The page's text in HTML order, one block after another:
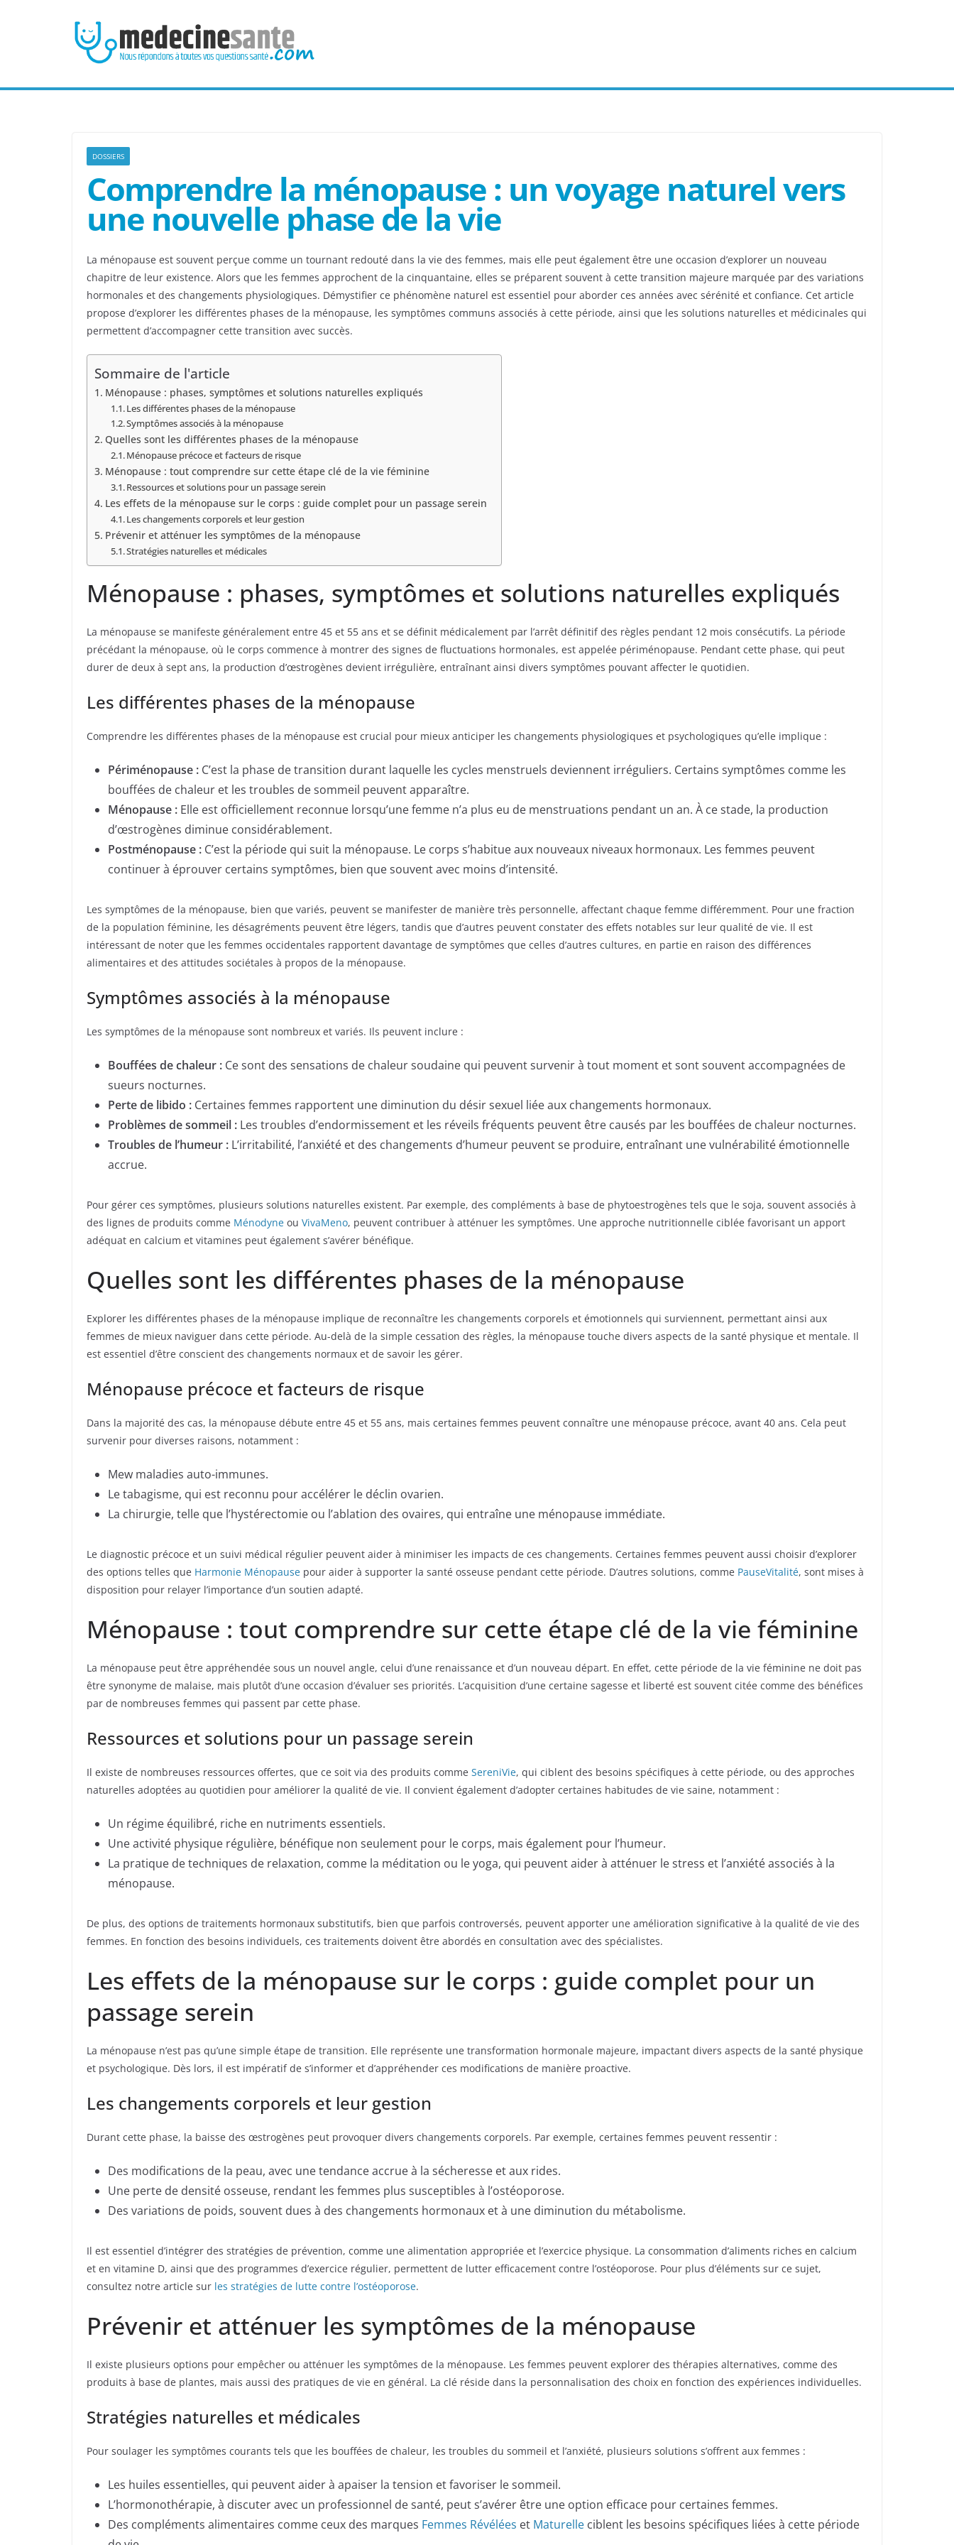
DOSSIERS
Comprendre la ménopause : un voyage naturel vers
une nouvelle phase de la vie
La ménopause est souvent perçue comme un tournant redouté dans la vie des femmes, mais elle peut également être une occasion d’explorer un nouveau
chapitre de leur existence. Alors que les femmes approchent de la cinquantaine, elles se préparent souvent à cette transition majeure marquée par des variations
hormonales et des changements physiologiques. Démystifier ce phénomène naturel est essentiel pour aborder ces années avec sérénité et confiance. Cet article
propose d’explorer les différentes phases de la ménopause, les symptômes communs associés à cette période, ainsi que les solutions naturelles et médicinales qui
permettent d’accompagner cette transition avec succès.
Sommaire de l'article
Ménopause : phases, symptômes et solutions naturelles expliqués
Les différentes phases de la ménopause
Symptômes associés à la ménopause
Quelles sont les différentes phases de la ménopause
Ménopause précoce et facteurs de risque
Ménopause : tout comprendre sur cette étape clé de la vie féminine
Ressources et solutions pour un passage serein
Les effets de la ménopause sur le corps : guide complet pour un passage serein
Les changements corporels et leur gestion
Prévenir et atténuer les symptômes de la ménopause
Stratégies naturelles et médicales
Ménopause : phases, symptômes et solutions naturelles expliqués
La ménopause se manifeste généralement entre 45 et 55 ans et se définit médicalement par l’arrêt définitif des règles pendant 12 mois consécutifs. La période
précédant la ménopause, où le corps commence à montrer des signes de fluctuations hormonales, est appelée périménopause. Pendant cette phase, qui peut
durer de deux à sept ans, la production d’œstrogènes devient irrégulière, entraînant ainsi divers symptômes pouvant affecter le quotidien.
Les différentes phases de la ménopause
Comprendre les différentes phases de la ménopause est crucial pour mieux anticiper les changements physiologiques et psychologiques qu’elle implique :
Périménopause : C’est la phase de transition durant laquelle les cycles menstruels deviennent irréguliers. Certains symptômes comme les
bouffées de chaleur et les troubles de sommeil peuvent apparaître.
Ménopause : Elle est officiellement reconnue lorsqu’une femme n’a plus eu de menstruations pendant un an. À ce stade, la production
d’œstrogènes diminue considérablement.
Postménopause : C’est la période qui suit la ménopause. Le corps s’habitue aux nouveaux niveaux hormonaux. Les femmes peuvent
continuer à éprouver certains symptômes, bien que souvent avec moins d’intensité.
Les symptômes de la ménopause, bien que variés, peuvent se manifester de manière très personnelle, affectant chaque femme différemment. Pour une fraction
de la population féminine, les désagréments peuvent être légers, tandis que d’autres peuvent constater des effets notables sur leur qualité de vie. Il est
intéressant de noter que les femmes occidentales rapportent davantage de symptômes que celles d’autres cultures, en partie en raison des différences
alimentaires et des attitudes sociétales à propos de la ménopause.
Symptômes associés à la ménopause
Les symptômes de la ménopause sont nombreux et variés. Ils peuvent inclure :
Bouffées de chaleur : Ce sont des sensations de chaleur soudaine qui peuvent survenir à tout moment et sont souvent accompagnées de
sueurs nocturnes.
Perte de libido : Certaines femmes rapportent une diminution du désir sexuel liée aux changements hormonaux.
Problèmes de sommeil : Les troubles d’endormissement et les réveils fréquents peuvent être causés par les bouffées de chaleur nocturnes.
Troubles de l’humeur : L’irritabilité, l’anxiété et des changements d’humeur peuvent se produire, entraînant une vulnérabilité émotionnelle
accrue.
Pour gérer ces symptômes, plusieurs solutions naturelles existent. Par exemple, des compléments à base de phytoestrogènes tels que le soja, souvent associés à
des lignes de produits comme Ménodyne ou VivaMeno, peuvent contribuer à atténuer les symptômes. Une approche nutritionnelle ciblée favorisant un apport
adéquat en calcium et vitamines peut également s’avérer bénéfique.
Quelles sont les différentes phases de la ménopause
Explorer les différentes phases de la ménopause implique de reconnaître les changements corporels et émotionnels qui surviennent, permettant ainsi aux
femmes de mieux naviguer dans cette période. Au-delà de la simple cessation des règles, la ménopause touche divers aspects de la santé physique et mentale. Il
est essentiel d’être conscient des changements normaux et de savoir les gérer.
Ménopause précoce et facteurs de risque
Dans la majorité des cas, la ménopause débute entre 45 et 55 ans, mais certaines femmes peuvent connaître une ménopause précoce, avant 40 ans. Cela peut
survenir pour diverses raisons, notamment :
Mew maladies auto-immunes.
Le tabagisme, qui est reconnu pour accélérer le déclin ovarien.
La chirurgie, telle que l’hystérectomie ou l’ablation des ovaires, qui entraîne une ménopause immédiate.
Le diagnostic précoce et un suivi médical régulier peuvent aider à minimiser les impacts de ces changements. Certaines femmes peuvent aussi choisir d’explorer
des options telles que Harmonie Ménopause pour aider à supporter la santé osseuse pendant cette période. D’autres solutions, comme PauseVitalité, sont mises à
disposition pour relayer l’importance d’un soutien adapté.
Ménopause : tout comprendre sur cette étape clé de la vie féminine
La ménopause peut être appréhendée sous un nouvel angle, celui d’une renaissance et d’un nouveau départ. En effet, cette période de la vie féminine ne doit pas
être synonyme de malaise, mais plutôt d’une occasion d’évaluer ses priorités. L’acquisition d’une certaine sagesse et liberté est souvent citée comme des bénéfices
par de nombreuses femmes qui passent par cette phase.
Ressources et solutions pour un passage serein
Il existe de nombreuses ressources offertes, que ce soit via des produits comme SereniVie, qui ciblent des besoins spécifiques à cette période, ou des approches
naturelles adoptées au quotidien pour améliorer la qualité de vie. Il convient également d’adopter certaines habitudes de vie saine, notamment :
Un régime équilibré, riche en nutriments essentiels.
Une activité physique régulière, bénéfique non seulement pour le corps, mais également pour l’humeur.
La pratique de techniques de relaxation, comme la méditation ou le yoga, qui peuvent aider à atténuer le stress et l’anxiété associés à la
ménopause.
De plus, des options de traitements hormonaux substitutifs, bien que parfois controversés, peuvent apporter une amélioration significative à la qualité de vie des
femmes. En fonction des besoins individuels, ces traitements doivent être abordés en consultation avec des spécialistes.
Les effets de la ménopause sur le corps : guide complet pour un
passage serein
La ménopause n’est pas qu’une simple étape de transition. Elle représente une transformation hormonale majeure, impactant divers aspects de la santé physique
et psychologique. Dès lors, il est impératif de s’informer et d’appréhender ces modifications de manière proactive.
Les changements corporels et leur gestion
Durant cette phase, la baisse des œstrogènes peut provoquer divers changements corporels. Par exemple, certaines femmes peuvent ressentir :
Des modifications de la peau, avec une tendance accrue à la sécheresse et aux rides.
Une perte de densité osseuse, rendant les femmes plus susceptibles à l’ostéoporose.
Des variations de poids, souvent dues à des changements hormonaux et à une diminution du métabolisme.
Il est essentiel d’intégrer des stratégies de prévention, comme une alimentation appropriée et l’exercice physique. La consommation d’aliments riches en calcium
et en vitamine D, ainsi que des programmes d’exercice régulier, permettent de lutter efficacement contre l’ostéoporose. Pour plus d’éléments sur ce sujet,
consultez notre article sur les stratégies de lutte contre l’ostéoporose.
Prévenir et atténuer les symptômes de la ménopause
Il existe plusieurs options pour empêcher ou atténuer les symptômes de la ménopause. Les femmes peuvent explorer des thérapies alternatives, comme des
produits à base de plantes, mais aussi des pratiques de vie en général. La clé réside dans la personnalisation des choix en fonction des expériences individuelles.
Stratégies naturelles et médicales
Pour soulager les symptômes courants tels que les bouffées de chaleur, les troubles du sommeil et l’anxiété, plusieurs solutions s’offrent aux femmes :
Les huiles essentielles, qui peuvent aider à apaiser la tension et favoriser le sommeil.
L’hormonothérapie, à discuter avec un professionnel de santé, peut s’avérer être une option efficace pour certaines femmes.
Des compléments alimentaires comme ceux des marques Femmes Révélées et Maturelle ciblent les besoins spécifiques liées à cette période